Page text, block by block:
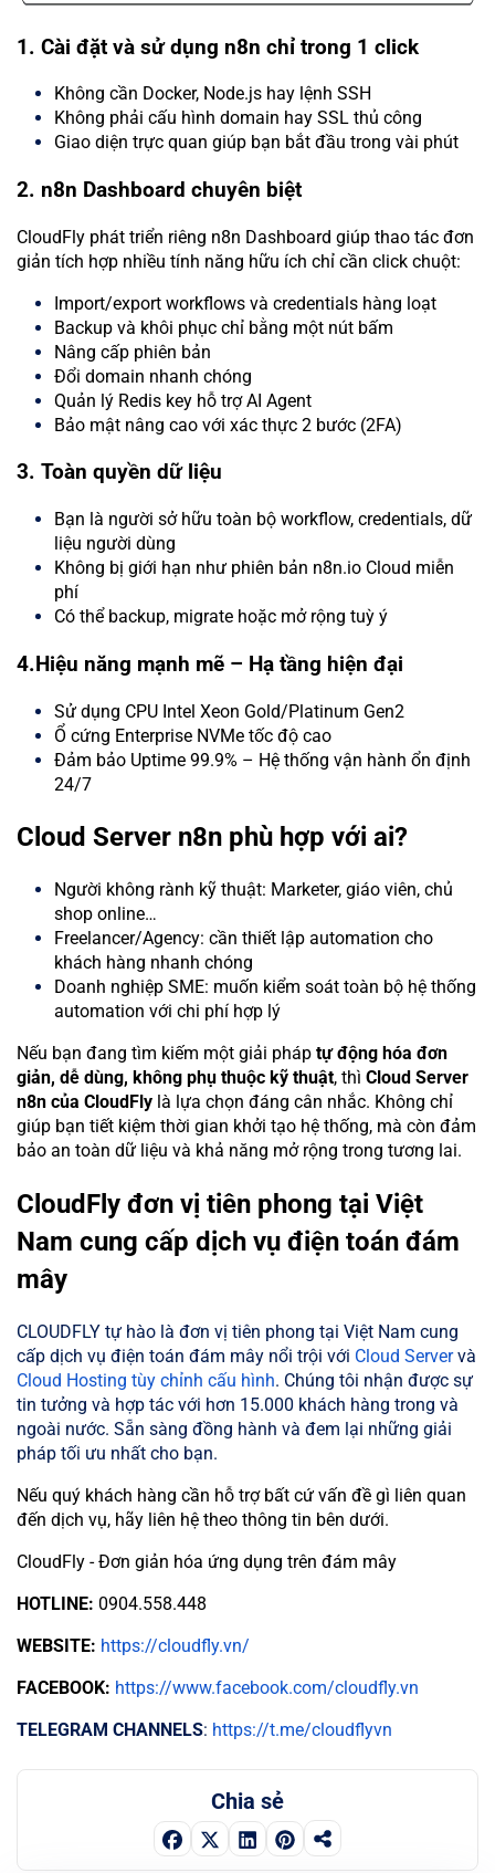
1. Cài đặt và sử dụng n8n chỉ trong 1 click
Không cần Docker, Node.js hay lệnh SSH
Không phải cấu hình domain hay SSL thủ công
Giao diện trực quan giúp bạn bắt đầu trong vài phút
2. n8n Dashboard chuyên biệt
CloudFly phát triển riêng n8n Dashboard giúp thao tác đơn
giản tích hợp nhiều tính năng hữu ích chỉ cần click chuột:
Import/export workflows và credentials hàng loạt
Backup và khôi phục chỉ bằng một nút bấm
Nâng cấp phiên bản
Đổi domain nhanh chóng
Quản lý Redis key hỗ trợ AI Agent
Bảo mật nâng cao với xác thực 2 bước (2FA)
3. Toàn quyền dữ liệu
Bạn là người sở hữu toàn bộ workflow, credentials, dữ
liệu người dùng
Không bị giới hạn như phiên bản n8n.io Cloud miễn
phí
Có thể backup, migrate hoặc mở rộng tuỳ ý
4.Hiệu năng mạnh mẽ – Hạ tầng hiện đại
Sử dụng CPU Intel Xeon Gold/Platinum Gen2
Ổ cứng Enterprise NVMe tốc độ cao
Đảm bảo Uptime 99.9% – Hệ thống vận hành ổn định
24/7
Cloud Server n8n phù hợp với ai?
Người không rành kỹ thuật: Marketer, giáo viên, chủ
shop online…
Freelancer/Agency: cần thiết lập automation cho
khách hàng nhanh chóng
Doanh nghiệp SME: muốn kiểm soát toàn bộ hệ thống
automation với chi phí hợp lý
Nếu bạn đang tìm kiếm một giải pháp tự động hóa đơn
giản, dễ dùng, không phụ thuộc kỹ thuật, thì Cloud Server
n8n của CloudFly là lựa chọn đáng cân nhắc. Không chỉ
giúp bạn tiết kiệm thời gian khởi tạo hệ thống, mà còn đảm
bảo an toàn dữ liệu và khả năng mở rộng trong tương lai.
CloudFly đơn vị tiên phong tại Việt
Nam cung cấp dịch vụ điện toán đám
mây
CLOUDFLY tự hào là đơn vị tiên phong tại Việt Nam cung
cấp dịch vụ điện toán đám mây nổi trội với Cloud Servervà
Cloud Hosting tùy chỉnh cấu hình. Chúng tôi nhận được sự
tin tưởng và hợp tác với hơn 15.000 khách hàng trong và
ngoài nước. Sẵn sàng đồng hành và đem lại những giải
pháp tối ưu nhất cho bạn.
Nếu quý khách hàng cần hỗ trợ bất cứ vấn đề gì liên quan
đến dịch vụ, hãy liên hệ theo thông tin bên dưới.
CloudFly - Đơn giản hóa ứng dụng trên đám mây
HOTLINE: 0904.558.448
WEBSITE: https://cloudfly.vn/
FACEBOOK: https://www.facebook.com/cloudfly.vn
TELEGRAM CHANNELS: https://t.me/cloudflyvn
Chia sẻ